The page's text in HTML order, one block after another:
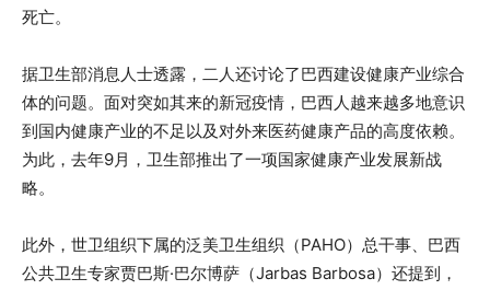
死亡。
据卫生部消息人士透露，二人还讨论了巴西建设健康产业综合
体的问题。面对突如其来的新冠疫情，巴西人越来越多地意识
到国内健康产业的不足以及对外来医药健康产品的高度依赖。
为此，去年9月，卫生部推出了一项国家健康产业发展新战
略。
此外，世卫组织下属的泛美卫生组织（PAHO）总干事、巴西
公共卫生专家贾巴斯·巴尔博萨（Jarbas Barbosa）还提到，